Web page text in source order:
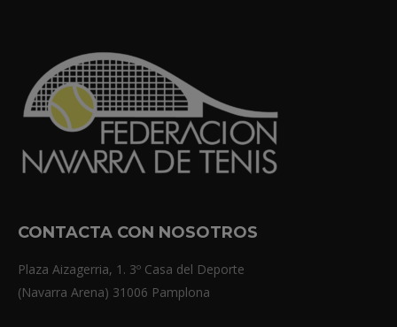
CONTACTA CON NOSOTROS
Plaza Aizagerria, 1. 3º Casa del Deporte
(Navarra Arena) 31006 Pamplona